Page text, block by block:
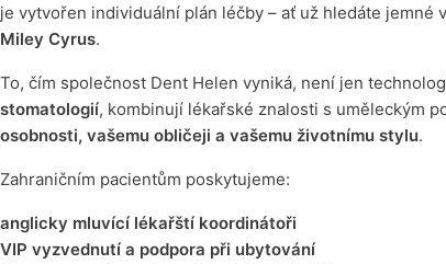
je vytvořen individuální plán léčby – ať už hledáte jemné
Miley Cyrus.
To, čím společnost Dent Helen vyniká, není jen
stomatologií, kombinují lékařské znalosti s uměleckým
osobnosti, vašemu obličeji a vašemu životnímu stylu.
Zahraničním pacientům poskytujeme:
anglicky mluvící lékařští koordinátoři
VIP vyzvednutí a podpora při ubytování